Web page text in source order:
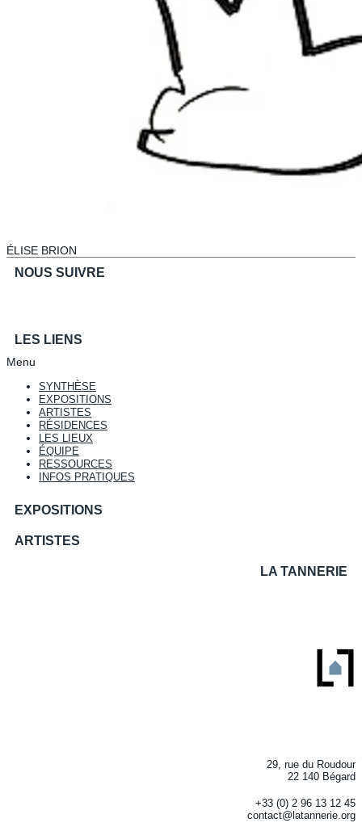
ÉLISE BRION
NOUS SUIVRE
LES LIENS
Menu
SYNTHÈSE
EXPOSITIONS
ARTISTES
RÉSIDENCES
LES LIEUX
ÉQUIPE
RESSOURCES
INFOS PRATIQUES
EXPOSITIONS
ARTISTES
LA TANNERIE
29, rue du Roudour
22 140 Bégard
+33 (0) 2 96 13 12 45
contact@latannerie.org